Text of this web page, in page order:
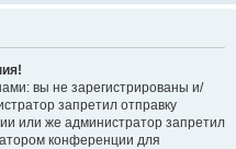
вы не зарегистрированы и/
запретил отправку
или же администратор запретил
конференции для